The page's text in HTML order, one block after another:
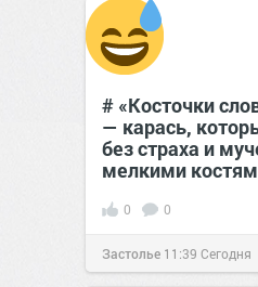
# «Косточки
— карась,
без страха и
мелкими
0 0
Застолье 11:39 Сегодня